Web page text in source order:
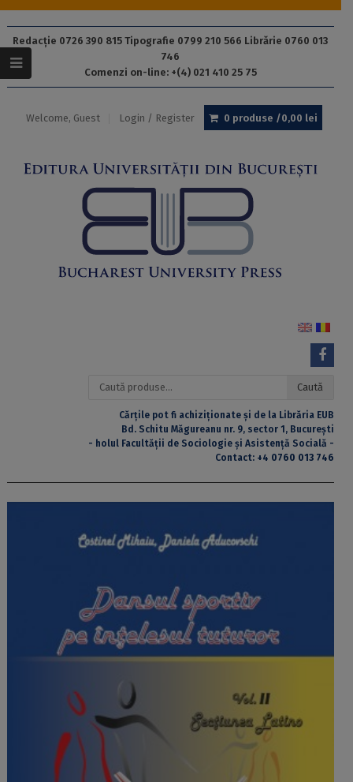
Redacție 0726 390 815 Tipografie 0799 210 566 Librărie 0760 013
746
Comenzi on-line: +(4) 021 410 25 75
Welcome, Guest Login / Register 0 produse /0,00 lei
Caută
Caută
Cărțile pot fi achiziționate și de la Librăria EUB
Bd. Schitu Măgureanu nr. 9, sector 1, București
- holul Facultății de Sociologie și Asistență Socială -
Contact: +4 0760 013 746